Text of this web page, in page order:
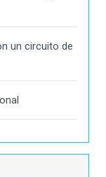
un circuito de